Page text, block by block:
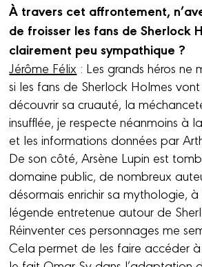
À travers cet affrontement,
de froisser les fans de Sherlock
clairement peu sympathique ?
Jérôme Félix : Les grands héros ne
si les fans de Sherlock Holmes
découvrir sa cruauté, la
insufflée, je respecte néanmoins à
et les informations données par
De son côté, Arsène Lupin est
domaine public, de nombreux
désormais enrichir sa mythologie,
légende entretenue autour de
Réinventer ces personnages me
Cela permet de les faire accéder à